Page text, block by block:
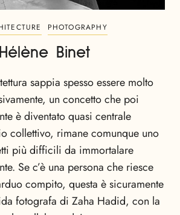
PHOTOGRAPHY
Hélène Binet
sappia spesso essere molto
un concetto che poi
è diventato quasi centrale
collettivo, rimane comunque uno
più difficili da immortalare
Se c’è una persona che riesce
compito, questa è sicuramente
fotografa di Zaha Hadid, con la